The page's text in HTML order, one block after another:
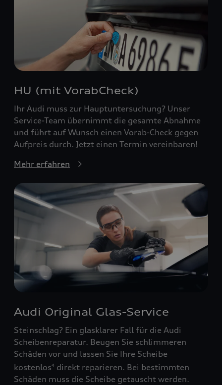
HU (mit VorabCheck)
Ihr Audi muss zur Hauptuntersuchung? Unser
Service-Team übernimmt die gesamte Abnahme
und führt auf Wunsch einen Vorab-Check gegen
Aufpreis durch. Jetzt einen Termin vereinbaren!
Mehr erfahren
Audi Original Glas-Service
Steinschlag? Ein glasklarer Fall für die Audi
Scheibenreparatur. Beugen Sie schlimmeren
Schäden vor und lassen Sie Ihre Scheibe
kostenlos4 direkt reparieren. Bei bestimmten
Schäden muss die Scheibe getauscht werden.